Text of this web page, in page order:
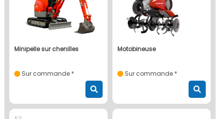
minipelle sur chenilles
Sur commande *
motobineuse
Sur commande *